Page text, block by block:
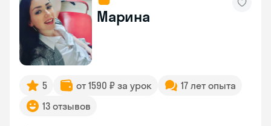
Марина
5 от 1590 ₽ за урок
17 лет опыта
13 отзывов